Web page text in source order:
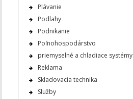
Plávanie
Podlahy
Podnikanie
Poľnohospodárstvo
priemyselné a chladiace systémy
Reklama
Skladovacia technika
Služby